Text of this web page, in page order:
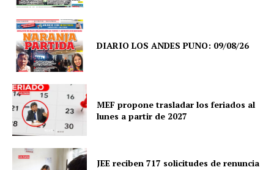
DIARIO LOS ANDES PUNO: 09/08/26
MEF propone trasladar los feriados al
lunes a partir de 2027
JEE reciben 717 solicitudes de renuncia